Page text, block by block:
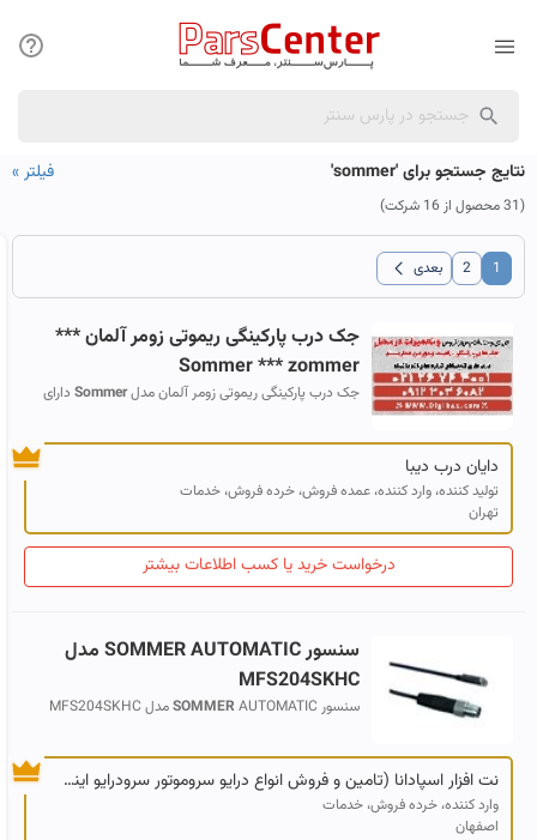
نتایج جستجو برای 'sommer'
(31 محصول از 16 شرکت)
فیلتر»
1
2 بعدی chevron_left
جک درب پارکینگی ریموتی زومر آلمان ***
Sommer*** zommer
جک درب پارکینگی ریموتی زومر آلمان مدلSommerدارای
دایان درب دیبا
تولید کننده، وارد کننده، عمده فروش، خرده فروش، خدمات
تهران
درخواست خرید یا کسب اطلاعات بیشتر
سنسور SOMMERAUTOMATIC مدل
MFS204SKHC
سنسور SOMMERAUTOMATIC مدل MFS204SKHC
نت افزار اسپادانا (تامین و فروش انواع درایو سروموتور سرودرایو اینکودر HMI PLC و کلیه تجهیزات اتوماسیون صنعتی)
وارد کننده، خرده فروش، خدمات
اصفهان